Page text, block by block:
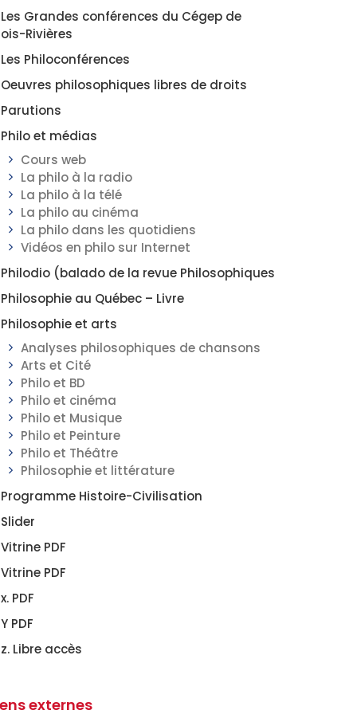
Les Grandes conférences du Cégep de
Rivières
Les Philoconférences
Oeuvres philosophiques libres de droits
Parutions
Philo et médias
Cours web
La philo à la radio
La philo à la télé
La philo au cinéma
La philo dans les quotidiens
Vidéos en philo sur Internet
Philodio (balado de la revue Philosophiques
Philosophie au Québec – Livre
Philosophie et arts
Analyses philosophiques de chansons
Arts et Cité
Philo et BD
Philo et cinéma
Philo et Musique
Philo et Peinture
Philo et Théâtre
Philosophie et littérature
Programme Histoire-Civilisation
Slider
Vitrine PDF
Vitrine PDF
x. PDF
Y PDF
z. Libre accès
externes